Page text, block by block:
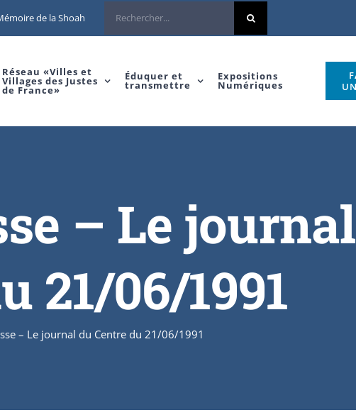
de la Shoah
Réseau «Villes et
Villages des Justes
de France»
Éduquer et
transmettre
Expositions
Numériques
– Le
21/06/1991
– Le journal du Centre du 21/06/1991